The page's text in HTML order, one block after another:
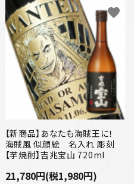
【新商品】あなたも海賊王に！
海賊風 似顔絵 名入れ 彫刻
【芋焼酎】吉兆宝山 720ml
21,780円(税1,980円)
favorite